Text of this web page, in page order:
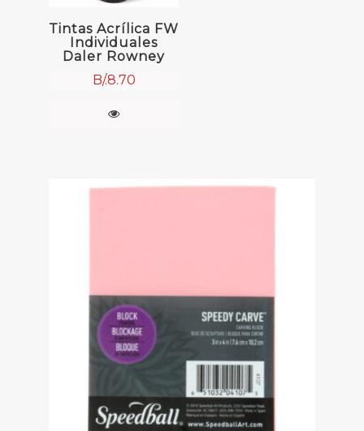
Tintas Acrílica FW
Individuales
Daler Rowney
B/.8.70